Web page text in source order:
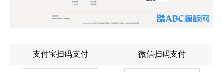
支付宝扫码支付 微信扫码支付